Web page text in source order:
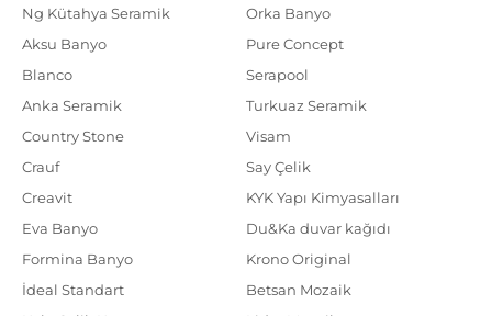
Ng Kütahya Seramik
Aksu Banyo
Blanco
Anka Seramik
Country Stone
Crauf
Creavit
Eva Banyo
Formina Banyo
İdeal Standart
Orka Banyo
Pure Concept
Serapool
Turkuaz Seramik
Visam
Say Çelik
KYK Yapı Kimyasalları
Du&Ka duvar kağıdı
Krono Original
Betsan Mozaik